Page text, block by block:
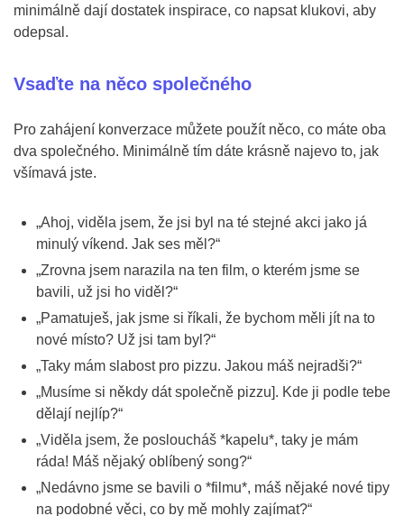
minimálně dají dostatek inspirace, co napsat klukovi, aby
odepsal.
Vsaďte na něco společného
Pro zahájení konverzace můžete použít něco, co máte oba
dva společného. Minimálně tím dáte krásně najevo to, jak
všímavá jste.
„Ahoj, viděla jsem, že jsi byl na té stejné akci jako já
minulý víkend. Jak ses měl?“
„Zrovna jsem narazila na ten film, o kterém jsme se
bavili, už jsi ho viděl?“
„Pamatuješ, jak jsme si říkali, že bychom měli jít na to
nové místo? Už jsi tam byl?“
„Taky mám slabost pro pizzu. Jakou máš nejradši?“
„Musíme si někdy dát společně pizzu]. Kde ji podle tebe
dělají nejlíp?“
„Viděla jsem, že posloucháš *kapelu*, taky je mám
ráda! Máš nějaký oblíbený song?“
„Nedávno jsme se bavili o *filmu*, máš nějaké nové tipy
na podobné věci, co by mě mohly zajímat?“